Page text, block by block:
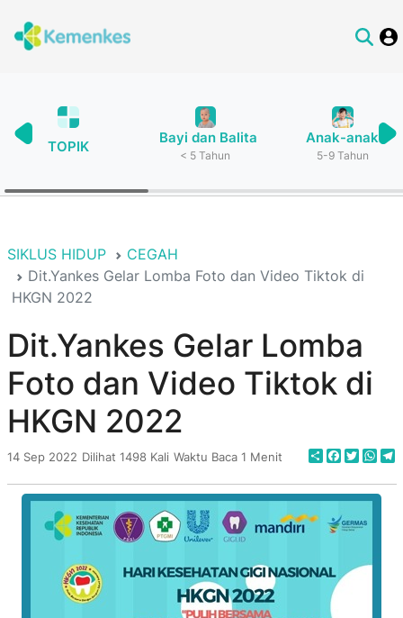
TOPIK
Bayi dan Balita
< 5 Tahun
Anak-anak
5-9 Tahun
SIKLUS HIDUP
CEGAH
Dit.Yankes Gelar Lomba Foto dan Video Tiktok di
HKGN 2022
Dit.Yankes Gelar Lomba
Foto dan Video Tiktok di
HKGN 2022
14 Sep 2022 Dilihat 1498 Kali Waktu Baca 1 Menit Share